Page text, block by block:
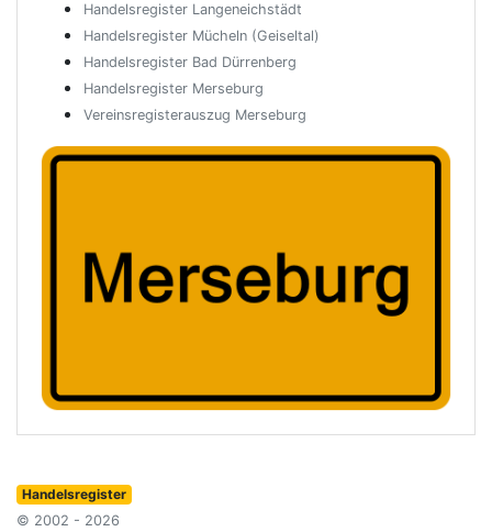
Handelsregister Langeneichstädt
Handelsregister Mücheln (Geiseltal)
Handelsregister Bad Dürrenberg
Handelsregister Merseburg
Vereinsregisterauszug Merseburg
Handelsregister
© 2002 - 2026